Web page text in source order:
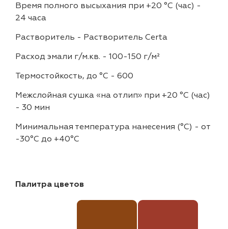
Время полного высыхания при +20 °С (час) -
24 часа
Растворитель - Растворитель Certa
Расход эмали г/м.кв. - 100-150 г/м²
Термостойкость, до °C - 600
Межслойная сушка «на отлип» при +20 °С (час)
- 30 мин
Минимальная температура нанесения (°С) - от
-30°C до +40°C
Палитра цветов